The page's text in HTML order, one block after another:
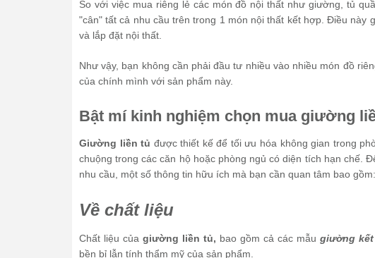
So với việc mua riêng lẻ các món đồ nội thất như giường, tủ
"cân" tất cả nhu cầu trên trong 1 món nội thất kết hợp. Điều này
và lắp đặt nội thất.
Như vậy, bạn không cần phải đầu tư nhiều vào nhiều món đồ
của chính mình với sản phẩm này.
Bật mí kinh nghiệm chọn mua giường
Giường liền tủ được thiết kế để tối ưu hóa không gian trong
chuộng trong các căn hộ hoặc phòng ngủ có diện tích hạn chế.
nhu cầu, một số thông tin hữu ích mà bạn cần quan tâm bao gồm:
Về chất liệu
Chất liệu của giường liền tủ, bao gồm cả các mẫu giường
bền bỉ lẫn tính thẩm mỹ của sản phẩm.